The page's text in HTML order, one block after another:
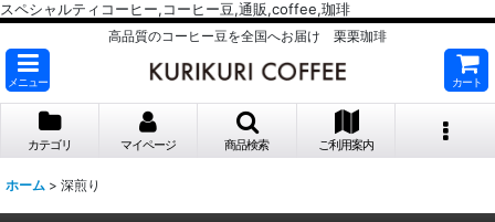
スペシャルティコーヒー,コーヒー豆,通販,coffee,珈琲
高品質のコーヒー豆を全国へお届け 栗栗珈琲
メニュー カート
カテゴリ マイページ 商品検索 ご利用案内
ホーム > 深煎り